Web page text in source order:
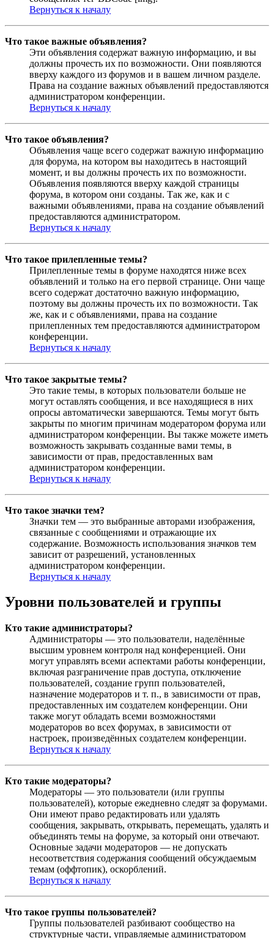
Вернуться к началу
Что такое важные объявления?
Эти объявления содержат важную информацию, и вы
должны прочесть их по возможности. Они появляются
вверху каждого из форумов и в вашем личном разделе.
Права на создание важных объявлений предоставляются
администратором конференции.
Вернуться к началу
Что такое объявления?
Объявления чаще всего содержат важную информацию
для форума, на котором вы находитесь в настоящий
момент, и вы должны прочесть их по возможности.
Объявления появляются вверху каждой страницы
форума, в котором они созданы. Так же, как и с
важными объявлениями, права на создание объявлений
предоставляются администратором.
Вернуться к началу
Что такое прилепленные темы?
Прилепленные темы в форуме находятся ниже всех
объявлений и только на его первой странице. Они чаще
всего содержат достаточно важную информацию,
поэтому вы должны прочесть их по возможности. Так
же, как и с объявлениями, права на создание
прилепленных тем предоставляются администратором
конференции.
Вернуться к началу
Что такое закрытые темы?
Это такие темы, в которых пользователи больше не
могут оставлять сообщения, и все находящиеся в них
опросы автоматически завершаются. Темы могут быть
закрыты по многим причинам модератором форума или
администратором конференции. Вы также можете иметь
возможность закрывать созданные вами темы, в
зависимости от прав, предоставленных вам
администратором конференции.
Вернуться к началу
Что такое значки тем?
Значки тем — это выбранные авторами изображения,
связанные с сообщениями и отражающие их
содержание. Возможность использования значков тем
зависит от разрешений, установленных
администратором конференции.
Вернуться к началу
Уровни пользователей и группы
Кто такие администраторы?
Администраторы — это пользователи, наделённые
высшим уровнем контроля над конференцией. Они
могут управлять всеми аспектами работы конференции,
включая разграничение прав доступа, отключение
пользователей, создание групп пользователей,
назначение модераторов и т. п., в зависимости от прав,
предоставленных им создателем конференции. Они
также могут обладать всеми возможностями
модераторов во всех форумах, в зависимости от
настроек, произведённых создателем конференции.
Вернуться к началу
Кто такие модераторы?
Модераторы — это пользователи (или группы
пользователей), которые ежедневно следят за форумами.
Они имеют право редактировать или удалять
сообщения, закрывать, открывать, перемещать, удалять и
объединять темы на форуме, за который они отвечают.
Основные задачи модераторов — не допускать
несоответствия содержания сообщений обсуждаемым
темам (оффтопик), оскорблений.
Вернуться к началу
Что такое группы пользователей?
Группы пользователей разбивают сообщество на
структурные части, управляемые администратором